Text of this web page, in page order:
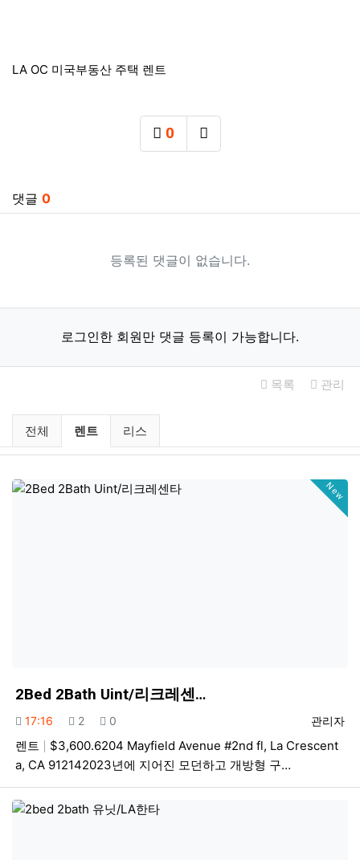
LA OC 미국부동산 주택 렌트
0
추천 SNS 공유
댓글 0
등록된 댓글이 없습니다.
로그인한 회원만 댓글 등록이 가능합니다.
목록 관리
미국부동산 렌트 / 리스 분류 목록
전체 현재 분류
렌트 리스
New
2Bed 2Bath Uint/리크레센…
등록자
관리자
등록일
17:16 조회
2 추천
0
렌트
$3,600.6204 Mayfield Avenue #2nd fl, La Crescent
a, CA 912142023년에 지어진 모던하고 개방형 구…